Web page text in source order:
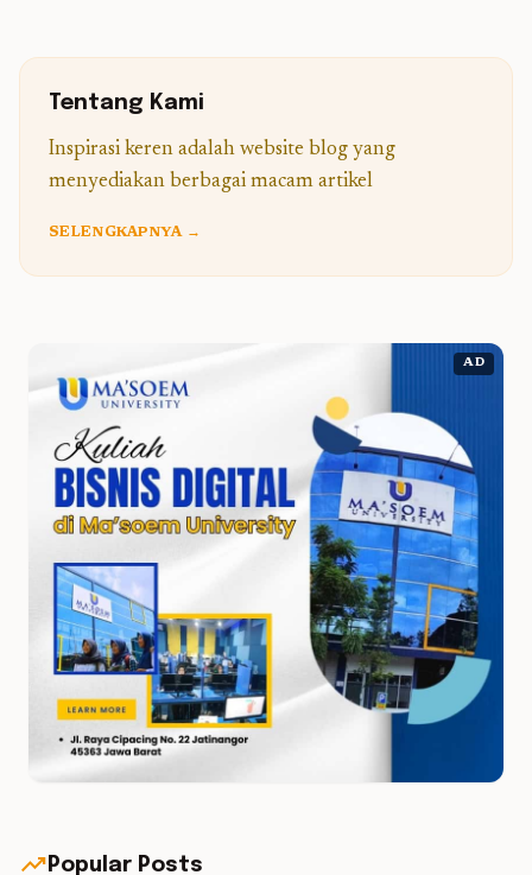
Tentang Kami
Inspirasi keren adalah website blog yang
menyediakan berbagai macam artikel
SELENGKAPNYA →
AD
trending_up Popular Posts